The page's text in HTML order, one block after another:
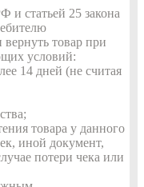
и статьей 25 закона
вернуть товар при
условий:
14 дней (не считая
товара у данного
иной документ,
потери чека или